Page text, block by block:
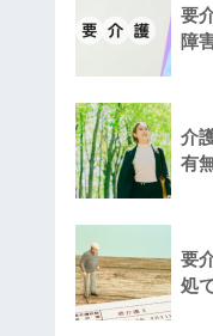
要
障
介
有
要
処